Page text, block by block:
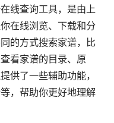
线查询工具，是由上
在线浏览、下载和分
的方式搜索家谱，比
看家谱的目录、原
供了一些辅助功能，
，帮助你更好地理解